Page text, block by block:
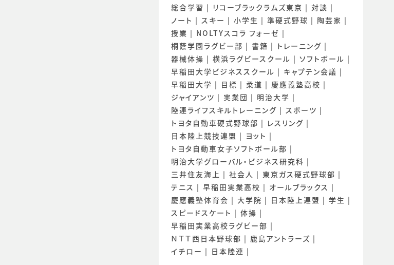
総合学習
リコーブラックラムズ東京
対談
ノート
スキー 小学生 準硬式野球
陶芸家
授業
NOLTYスコラ フォーゼ
桐蔭学園ラグビー部
書籍
トレーニング
器械体操
横浜ラグビースクール
ソフトボール
早稲田大学ビジネススクール
キャプテン会議
早稲田大学
目標 柔道
慶應義塾高校
ジャイアンツ
実業団
明治大学
陸連ライフスキルトレーニング
スポーツ
トヨタ自動車硬式野球部
レスリング
日本陸上競技連盟
ヨット
トヨタ自動車女子ソフトボール部
明治大学グローバル・ビジネス研究科
三井住友海上
社会人
東京ガス硬式野球部
テニス
早稲田実業高校
オールブラックス
慶應義塾体育会
大学院 日本陸上連盟
学生
スピードスケート
体操
早稲田実業高校ラグビー部
ＮＴＴ西日本野球部
鹿島アントラーズ
イチロー
日本陸連